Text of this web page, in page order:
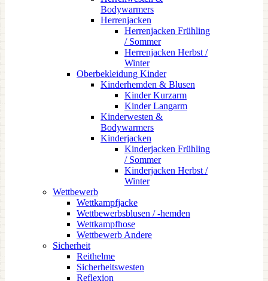
Bodywarmers
Herrenjacken
Herrenjacken Frühling
/ Sommer
Herrenjacken Herbst /
Winter
Oberbekleidung Kinder
Kinderhemden & Blusen
Kinder Kurzarm
Kinder Langarm
Kinderwesten &
Bodywarmers
Kinderjacken
Kinderjacken Frühling
/ Sommer
Kinderjacken Herbst /
Winter
Wettbewerb
Wettkampfjacke
Wettbewerbsblusen / -hemden
Wettkampfhose
Wettbewerb Andere
Sicherheit
Reithelme
Sicherheitswesten
Reflexion